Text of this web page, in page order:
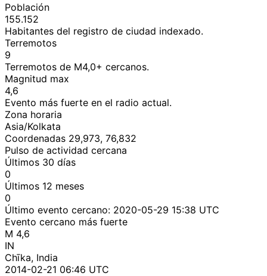
Población
155.152
Habitantes del registro de ciudad indexado.
Terremotos
9
Terremotos de M4,0+ cercanos.
Magnitud max
4,6
Evento más fuerte en el radio actual.
Zona horaria
Asia/Kolkata
Coordenadas 29,973, 76,832
Pulso de actividad cercana
Últimos 30 días
0
Últimos 12 meses
0
Último evento cercano: 2020-05-29 15:38 UTC
Evento cercano más fuerte
M 4,6
IN
Chīka, India
2014-02-21 06:46 UTC